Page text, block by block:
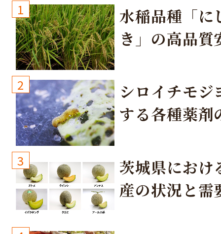
1
水稲品種「に
き」の高品質
2
シロイチモジ
する各種薬剤
3
茨城県におけ
産の状況と需